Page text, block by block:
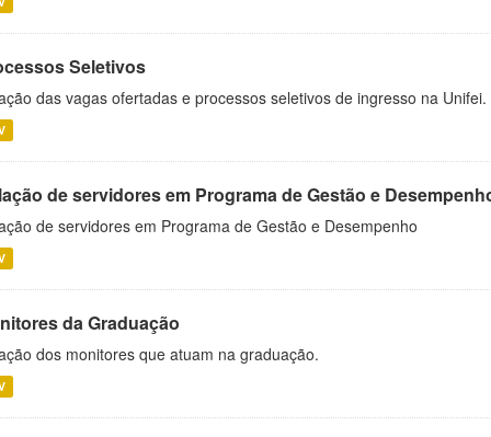
Seletivos
das vagas ofertadas e processos seletivos de ingresso na Unifei.
de servidores em Programa de Gestão e
de servidores em Programa de Gestão e Desempenho
da Graduação
dos monitores que atuam na graduação.